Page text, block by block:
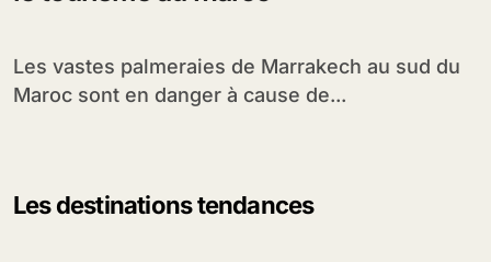
Les vastes palmeraies de Marrakech au sud du
Maroc sont en danger à cause de...
Les destinations tendances